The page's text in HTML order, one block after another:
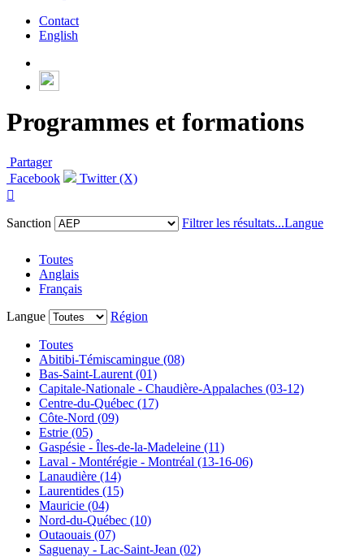
Contact
English
Programmes et formations
Partager
Facebook
Twitter (X)

Sanction
Filtrer les résultats...Langue
Toutes
Anglais
Français
Langue
Région
Toutes
Abitibi-Témiscamingue (08)
Bas-Saint-Laurent (01)
Capitale-Nationale - Chaudière-Appalaches (03-12)
Centre-du-Québec (17)
Côte-Nord (09)
Estrie (05)
Gaspésie - Îles-de-la-Madeleine (11)
Laval - Montérégie - Montréal (13-16-06)
Lanaudière (14)
Laurentides (15)
Mauricie (04)
Nord-du-Québec (10)
Outaouais (07)
Saguenay - Lac-Saint-Jean (02)